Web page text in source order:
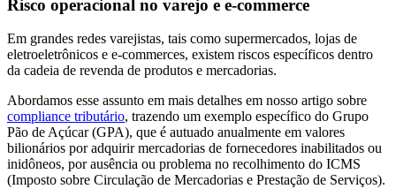
Risco operacional no varejo e e-commerce
Em grandes redes varejistas, tais como supermercados, lojas de
eletroeletrônicos e e-commerces, existem riscos específicos dentro
da cadeia de revenda de produtos e mercadorias.
Abordamos esse assunto em mais detalhes em nosso artigo sobre
compliance tributário, trazendo um exemplo específico do Grupo
Pão de Açúcar (GPA), que é autuado anualmente em valores
bilionários por adquirir mercadorias de fornecedores inabilitados ou
inidôneos, por ausência ou problema no recolhimento do ICMS
(Imposto sobre Circulação de Mercadorias e Prestação de Serviços).